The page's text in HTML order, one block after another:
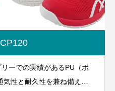
ーでの実績があるPU（ポ
気性と耐久性を兼ね備え